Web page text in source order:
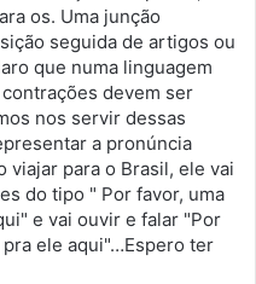
os. Uma junção
seguida de artigos ou
que numa linguagem
devem ser
nos servir dessas
a pronúncia
viajar para o Brasil, ele vai
do tipo " Por favor, uma
e vai ouvir e falar "Por
ele aqui"…Espero ter